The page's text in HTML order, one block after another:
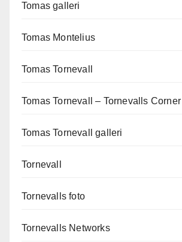
Tomas galleri
Tomas Montelius
Tomas Tornevall
Tomas Tornevall – Tornevalls Corner
Tomas Tornevall galleri
Tornevall
Tornevalls foto
Tornevalls Networks